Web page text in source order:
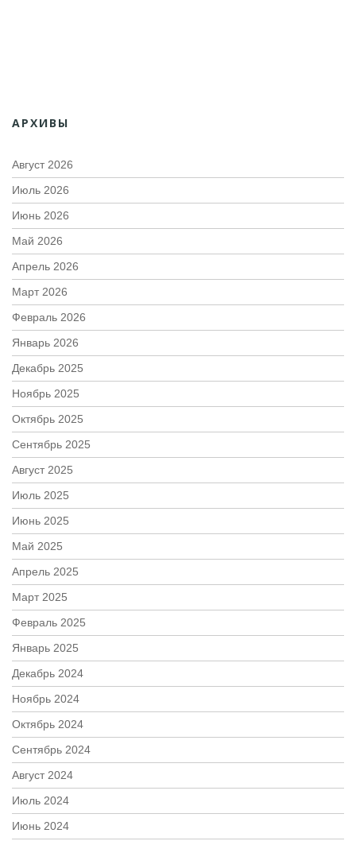
АРХИВЫ
Август 2026
Июль 2026
Июнь 2026
Май 2026
Апрель 2026
Март 2026
Февраль 2026
Январь 2026
Декабрь 2025
Ноябрь 2025
Октябрь 2025
Сентябрь 2025
Август 2025
Июль 2025
Июнь 2025
Май 2025
Апрель 2025
Март 2025
Февраль 2025
Январь 2025
Декабрь 2024
Ноябрь 2024
Октябрь 2024
Сентябрь 2024
Август 2024
Июль 2024
Июнь 2024